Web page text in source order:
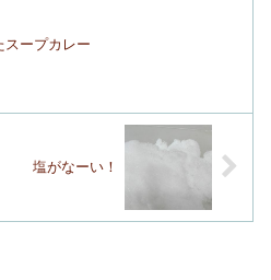
スープカレー
塩がなーい！